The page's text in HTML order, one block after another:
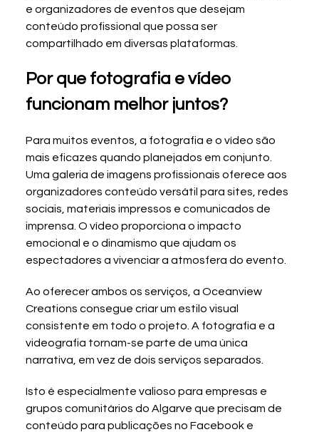
e organizadores de eventos que desejam
conteúdo profissional que possa ser
compartilhado em diversas plataformas.
Por que fotografia e vídeo
funcionam melhor juntos?
Para muitos eventos, a fotografia e o vídeo são
mais eficazes quando planejados em conjunto.
Uma galeria de imagens profissionais oferece aos
organizadores conteúdo versátil para sites, redes
sociais, materiais impressos e comunicados de
imprensa. O vídeo proporciona o impacto
emocional e o dinamismo que ajudam os
espectadores a vivenciar a atmosfera do evento.
Ao oferecer ambos os serviços, a Oceanview
Creations consegue criar um estilo visual
consistente em todo o projeto. A fotografia e a
videografia tornam-se parte de uma única
narrativa, em vez de dois serviços separados.
Isto é especialmente valioso para empresas e
grupos comunitários do Algarve que precisam de
conteúdo para publicações no Facebook e